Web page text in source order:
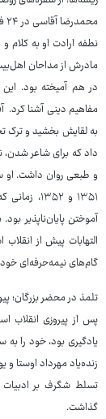
نطفه ارادت او به
مادرش از مداحان
در هم آمیخته بود.
مفاهیم دینی آشنا
به لقایش بخشید و ترک
داد که برای شاعر شدن،
و طبعی روان داشت. او
۱۳۵۱ و
التهابات پیش از
گام‌های نیمه‌حرفه‌ای
تلمذ در محضر بزرگان؛
پس از پیروزی انقلاب
یادگیری بود، خود را
زنده‌یاد مهرداد اوستا
تسلط شگرف بر ادبیات
گذاشت.